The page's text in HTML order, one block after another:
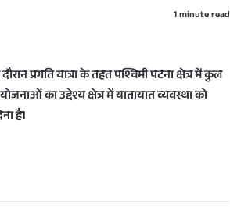
1 minute read
प्रगति यात्राके तहतपश्चिमी पटना क्षेत्रमेंकुल
का उद्देश्य क्षेत्र मेंयातायात व्यवस्था को
है।